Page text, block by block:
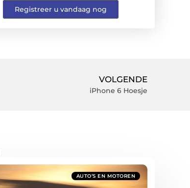
Registreer u vandaag nog
VOLGENDE
iPhone 6 Hoesje
AUTO’S EN MOTOREN